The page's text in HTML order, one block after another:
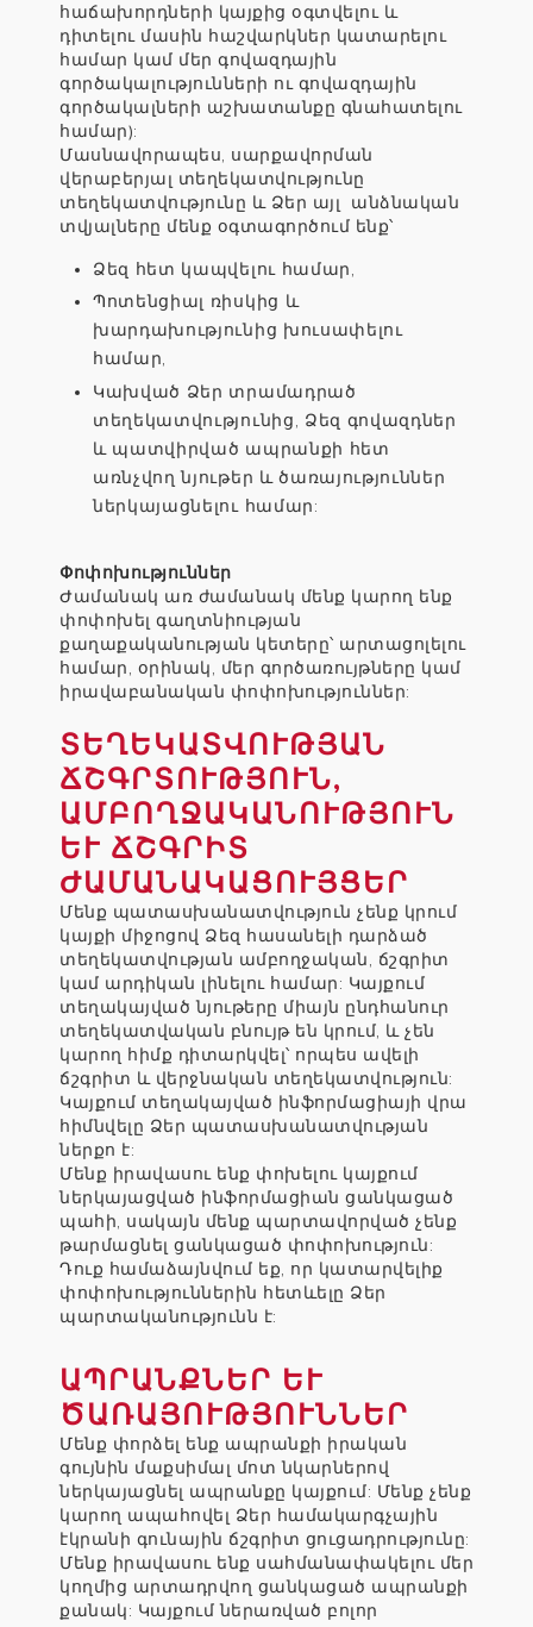
հաճախորդների կայքից օգտվելու և
դիտելու մասին հաշվարկներ կատարելու
համար կամ մեր գովազդային
գործակալությունների ու գովազդային
գործակալների աշխատանքը գնահատելու
համար):
Մասնավորապես, սարքավորման
վերաբերյալ տեղեկատվությունը
տեղեկատվությունը և Ձեր այլ անձնական
տվյալները մենք օգտագործում ենք՝
Ձեզ հետ կապվելու համար,
Պոտենցիալ ռիսկից և
խարդախությունից խուսափելու
համար,
Կախված Ձեր տրամադրած
տեղեկատվությունից, Ձեզ գովազդներ
և պատվիրված ապրանքի հետ
առնչվող նյութեր և ծառայություններ
ներկայացնելու համար:
Փոփոխություններ
Ժամանակ առ ժամանակ մենք կարող ենք
փոփոխել գաղտնիության
քաղաքականության կետերը՝ արտացոլելու
համար, օրինակ, մեր գործառույթները կամ
իրավաբանական փոփոխություններ:
ՏԵՂԵԿԱՏՎՈՒԹՅԱՆ
ՃՇԳՐՏՈՒԹՅՈՒՆ,
ԱՄԲՈՂՋԱԿԱՆՈՒԹՅՈՒՆ
ԵՒ ՃՇԳՐԻՏ Ժ
ԱՄԱՆԱԿԱՑՈՒՅՑԵՐ
Մենք պատասխանատվություն չենք կրում
կայքի միջոցով Ձեզ հասանելի դարձած
տեղեկատվության ամբողջական, ճշգրիտ
կամ արդիկան լինելու համար: Կայքում
տեղակայված նյութերը միայն ընդհանուր
տեղեկատվական բնույթ են կրում, և չեն
կարող հիմք դիտարկվել՝ որպես ավելի
ճշգրիտ և վերջնական տեղեկատվություն:
Կայքում տեղակայված ինֆորմացիայի վրա
հիմնվելը Ձեր պատասխանատվության
ներքո է:
Մենք իրավասու ենք փոխելու կայքում
ներկայացված ինֆորմացիան ցանկացած
պահի, սակայն մենք պարտավորված չենք
թարմացնել ցանկացած փոփոխություն:
Դուք համաձայնվում եք, որ կատարվելիք
փոփոխություններին հետևելը Ձեր
պարտականությունն է:
ԱՊՐԱՆՔՆԵՐ ԵՒ Ծ
ԱՌԱՅՈՒԹՅՈՒՆՆԵՐ
Մենք փորձել ենք ապրանքի իրական
գույնին մաքսիմալ մոտ նկարներով
ներկայացնել ապրանքը կայքում: Մենք չենք
կարող ապահովել Ձեր համակարգչային
էկրանի գունային ճշգրիտ ցուցադրությունը:
Մենք իրավասու ենք սահմանափակելու մեր
կողմից արտադրվող ցանկացած ապրանքի
քանակ: Կայքում ներառված բոլոր